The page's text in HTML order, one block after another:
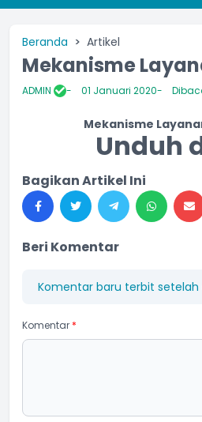
Beranda Artikel
Mekanisme
ADMIN 01 Januari 2020
Mekanisme
Unduh
Bagikan Artikel Ini
Beri Komentar
Komentar baru terbit
Komentar *